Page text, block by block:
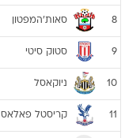
8 סאות'המפטון
9 סטוק סיטי
10 ניוקאסל
11 קריסטל פאלאס